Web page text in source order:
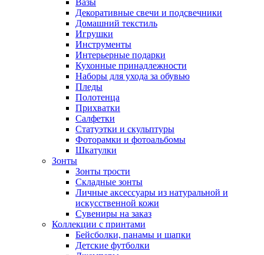
Вазы
Декоративные свечи и подсвечники
Домашний текстиль
Игрушки
Инструменты
Интерьерные подарки
Кухонные принадлежности
Наборы для ухода за обувью
Пледы
Полотенца
Прихватки
Салфетки
Статуэтки и скульптуры
Фоторамки и фотоальбомы
Шкатулки
Зонты
Зонты трости
Складные зонты
Личные аксессуары из натуральной и
искусственной кожи
Сувениры на заказ
Коллекции с принтами
Бейсболки, панамы и шапки
Детские футболки